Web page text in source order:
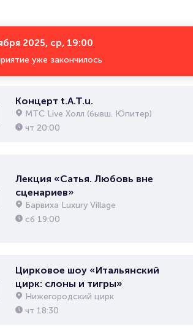
2025, ср, 19:00
уже закончилось
Концерт t.A.T.u.
МТС Live Холл (бывш. Юпитер)
чт 20:00
Лекция «Сатья. Любовь вне
сценариев»
Барвиха Luxury Village
сб 19:00
Цирковое шоу «Итальянский
цирк: слоны и тигры»
Нижегородский цирк
чт 18:30